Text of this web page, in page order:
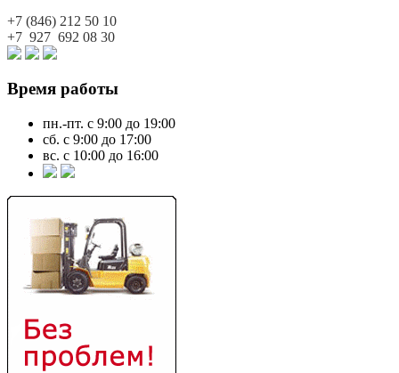
+7 (846) 212 50 10
+7 927 692 08 30
Время работы
пн.-пт. с 9:00 до 19:00
сб. с 9:00 до 17:00
вс. с 10:00 до 16:00